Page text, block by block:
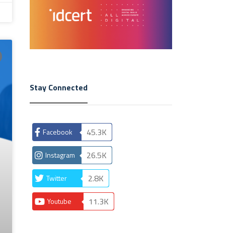
Stay Connected
Facebook 45.3K
Instagram 26.5K
Twitter 2.8K
Youtube 11.3K